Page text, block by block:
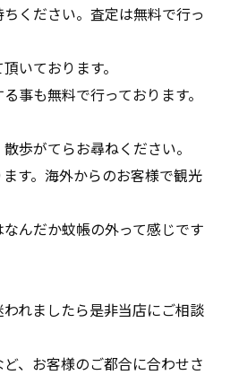
ください。査定は無料で行っ
いております。
事も無料で行っております。
歩がてらお尋ねください。
す。海外からのお客様で観光
んだか蚊帳の外って感じです
れましたら是非当店にご相談
、お客様のご都合に合わせさ